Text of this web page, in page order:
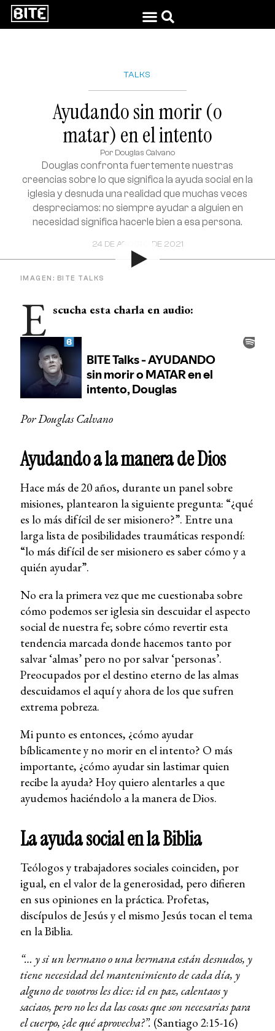
TALKS
Ayudando sin morir (o
matar) en el intento
Por Douglas Calvano
24 DE AGOSTO DE 2021
Douglas confronta fuertemente nuestras
creencias sobre lo que significa la ayuda social en la
iglesia y desnuda una realidad que muchas veces
despreciamos: no siempre ayudar a alguien en
necesidad significa hacerle bien a esa persona.
IMAGEN: BITE TALKS
E scucha esta charla en audio:
Por Douglas Calvano
Ayudando a la manera de Dios
Hace más de 20 años, durante un panel sobre
misiones, plantearon la siguiente pregunta: “¿qué
es lo más difícil de ser misionero?”. Entre una
larga lista de posibilidades traumáticas respondí:
“lo más difícil de ser misionero es saber cómo y a
quién ayudar”.
No era la primera vez que me cuestionaba sobre
cómo podemos ser iglesia sin descuidar el aspecto
social de nuestra fe; sobre cómo revertir esta
tendencia marcada donde hacemos tanto por
salvar ‘almas’ pero no por salvar ‘personas’.
Preocupados por el destino eterno de las almas
descuidamos el aquí y ahora de los que sufren
extrema pobreza.
Mi punto es entonces, ¿cómo ayudar
bíblicamente y no morir en el intento? O más
importante, ¿cómo ayudar sin lastimar quien
recibe la ayuda? Hoy quiero alentarles a que
ayudemos haciéndolo a la manera de Dios.
La ayuda social en la Biblia
Teólogos y trabajadores sociales coinciden, por
igual, en el valor de la generosidad, pero difieren
en sus opiniones en la práctica. Profetas,
discípulos de Jesús y el mismo Jesús tocan el tema
en la Biblia.
“… y si un hermano o una hermana están desnudos, y
tiene necesidad del mantenimiento de cada día, y
alguno de vosotros les dice: id en paz, calentaos y
saciaos, pero no les da las cosas que son necesarias para
el cuerpo, ¿de qué aprovecha?”. (Santiago 2:15-16)